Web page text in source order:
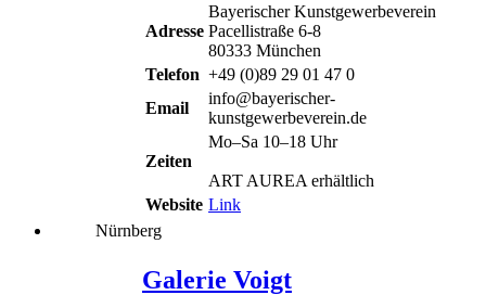
Adresse
Bayerischer Kunstgewerbeverein
Pacellistraße 6-8
80333 München
Telefon +49 (0)89 29 01 47 0
Email
info@bayerischer-
kunstgewerbeverein.de
Zeiten
Mo–Sa 10–18 Uhr
ART AUREA erhältlich
Website Link
Nürnberg
Galerie Voigt